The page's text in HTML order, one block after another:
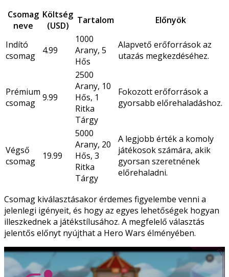
Csomag
neve
Költség
(USD)
Tartalom Előnyök
Indító
csomag
4.99
1000
Arany, 5
Hős
Alapvető erőforrások az
utazás megkezdéséhez.
Prémium
csomag
9.99
2500
Arany, 10
Hős, 1
Ritka
Tárgy
Fokozott erőforrások a
gyorsabb előrehaladáshoz.
Végső
csomag
19.99
5000
Arany, 20
Hős, 3
Ritka
Tárgy
A legjobb érték a komoly
játékosok számára, akik
gyorsan szeretnének
előrehaladni.
Csomag kiválasztásakor érdemes figyelembe venni a
jelenlegi igényeit, és hogy az egyes lehetőségek hogyan
illeszkednek a játékstílusához. A megfelelő választás
jelentős előnyt nyújthat a Hero Wars élményében.